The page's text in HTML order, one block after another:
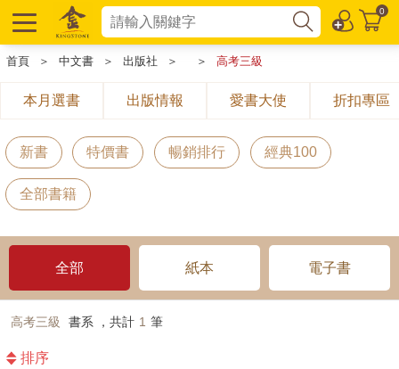
0
首頁 ＞ 中文書 ＞ 出版社 ＞ ＞ 高考三級
本月選書 出版情報 愛書大使 折扣專區
新書 特價書 暢銷排行 經典100
全部書籍
全部 紙本 電子書
高考三級 書系 ，共計 1 筆
排序